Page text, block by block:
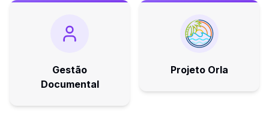
Gestão
Documental
Projeto Orla